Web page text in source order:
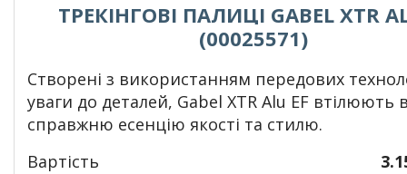
ТРЕКІНГОВІ ПАЛИЦІ GABEL XTR
(00025571)
Створені з використанням передових
уваги до деталей, Gabel XTR Alu EF втілюють
справжню есенцію якості та стилю.
Вартість